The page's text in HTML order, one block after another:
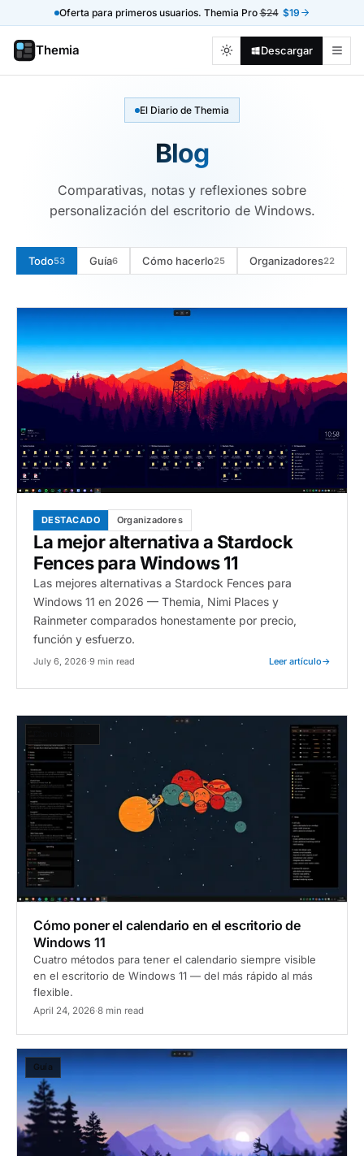
Oferta para primeros usuarios. Themia Pro$24 $19
Themia Descargar
El Diario de Themia
Blog
Comparativas, notas y reflexiones sobre
personalización del escritorio de Windows.
Todo53 Guía6 Cómo hacerlo25 Organizadores22
DESTACADO Organizadores
La mejor alternativa a Stardock
Fences para Windows 11
Las mejores alternativas a Stardock Fences para
Windows 11 en 2026 — Themia, Nimi Places y
Rainmeter comparados honestamente por precio,
función y esfuerzo.
July 6, 2026·9 min read Leer artículo→
Cómo poner el calendario en el escritorio de
Windows 11
Cuatro métodos para tener el calendario siempre visible
en el escritorio de Windows 11 — del más rápido al más
flexible.
April 24, 2026·8 min read
Guía